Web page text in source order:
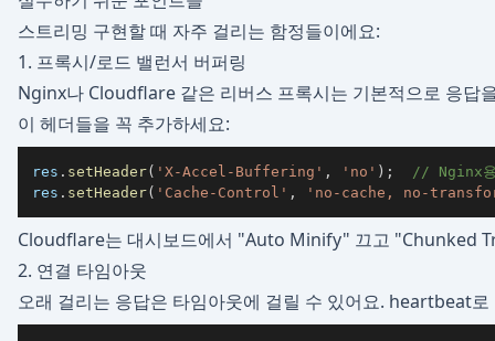
스트리밍 구현할 때 자주 걸리는 함정들이에요:
1. 프록시/로드 밸런서 버퍼링
Nginx나 Cloudflare 같은 리버스 프록시는 기본적으로 응답
이 헤더들을 꼭 추가하세요:
res . setHeader( 'X-Accel-Buffering' , 'no' ) ;
// Nginx
res . setHeader( 'Cache-Control' , 'no-cache, no-
Cloudflare는 대시보드에서 "Auto Minify" 끄고 "Chunked
2. 연결 타임아웃
오래 걸리는 응답은 타임아웃에 걸릴 수 있어요. heartbeat